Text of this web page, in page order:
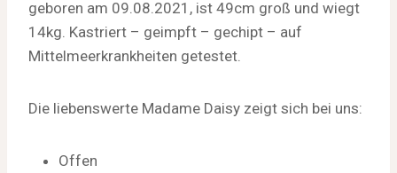
geboren am 09.08.2021, ist 49cm groß und wiegt
14kg. Kastriert – geimpft – gechipt – auf
Mittelmeerkrankheiten getestet.
Die liebenswerte Madame Daisy zeigt sich bei uns:
Offen